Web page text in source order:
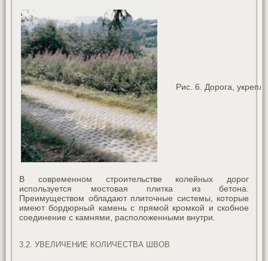
Рис. 6. Дорога,
В современном строительстве колейных дорог
используется мостовая плитка из бетона.
Преимуществом обладают плиточные системы, которые
имеют бордюрный камень с прямой кромкой и скобное
соединение с камнями, расположенными внутри.
3.2. УВЕЛИЧЕНИЕ КОЛИЧЕСТВА ШВОВ